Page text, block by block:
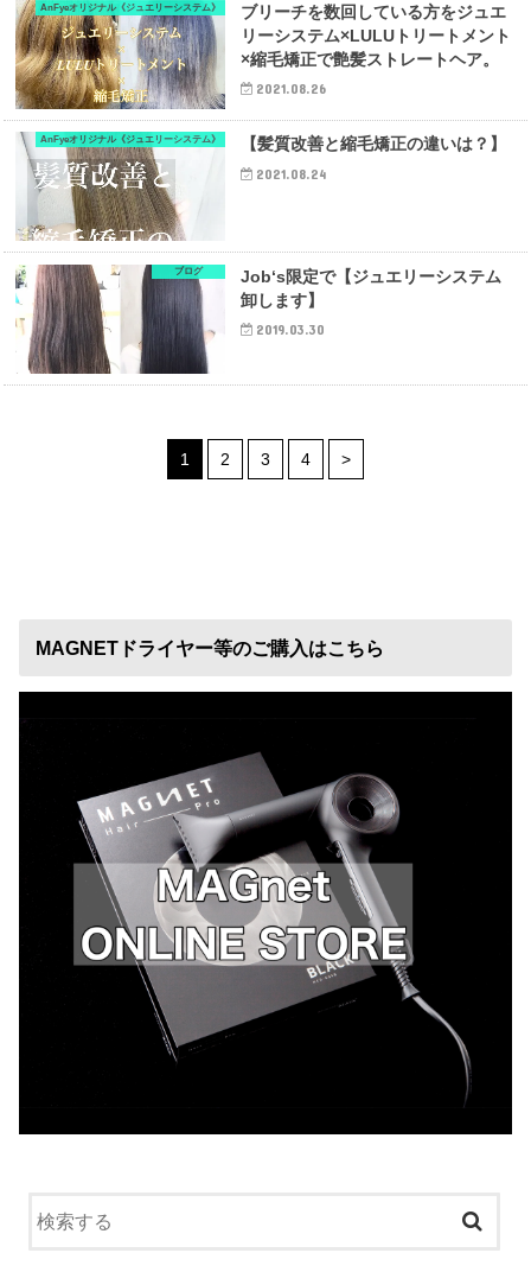
AnFyeオリジナル《ジュエリーシステム》
ブリーチを数回している方をジュエ
リーシステム×LULUトリートメント
×縮毛矯正で艶髪ストレートヘア。
2021.08.26
AnFyeオリジナル《ジュエリーシステム》 【髪質改善と縮毛矯正の違いは？】
2021.08.24
ブログ
Job‘s限定で【ジュエリーシステム
卸します】
2019.03.30
1 2 3 4 >
MAGNETドライヤー等のご購入はこちら